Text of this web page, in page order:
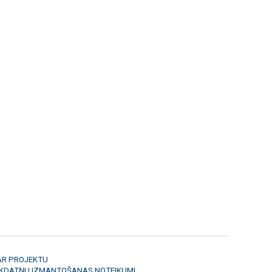
PROJEKTU
IZMANTOŠANAS NOTEIKUMI